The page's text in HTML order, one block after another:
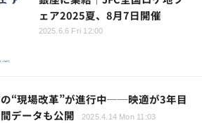
ェア2025夏、8月7日開催
2025.6.6 Fri 12:00
の“現場改革”が進行中──映適が3年目
データも公開
2025.4.14 Mon 11:03